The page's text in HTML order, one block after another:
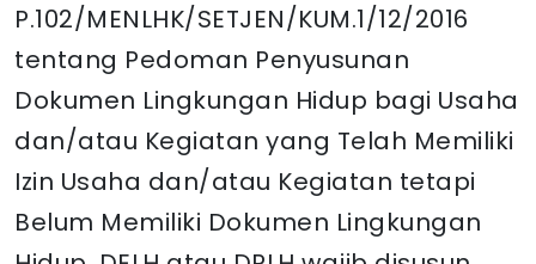
P.102/MENLHK/SETJEN/KUM.1/12/2016
tentang Pedoman Penyusunan
Dokumen Lingkungan Hidup bagi Usaha
dan/atau Kegiatan yang Telah Memiliki
Izin Usaha dan/atau Kegiatan tetapi
Belum Memiliki Dokumen Lingkungan